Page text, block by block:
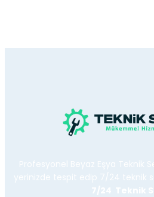
Profesyonel Beyaz Eşya Teknik
yerinizde tespit edip 7/24 teknik
7/24 Teknik